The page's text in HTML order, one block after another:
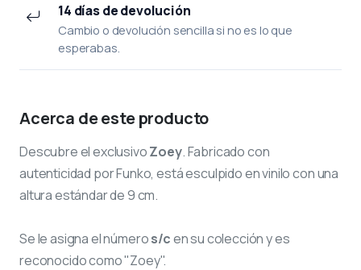
14 días de devolución
Cambio o devolución sencilla si no es lo que
esperabas.
Acerca de este producto
Descubre el exclusivoZoey. Fabricado con
autenticidad por Funko, está esculpido en vinilo con una
altura estándar de 9 cm.
Se le asigna el números/cen su colección y es
reconocido como "Zoey".